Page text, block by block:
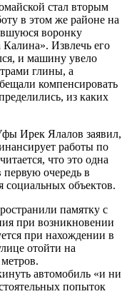
стал вторым
в этом же районе на
воронку
Извлечь его
и машину увело
глины, а
компенсировать
из каких
Ирек Ялалов заявил,
работы по
что это одна
очередь в
социальных объектов.
памятку с
при возникновении
при нахождении в
отойти на
автомобиль «и ни
попыток